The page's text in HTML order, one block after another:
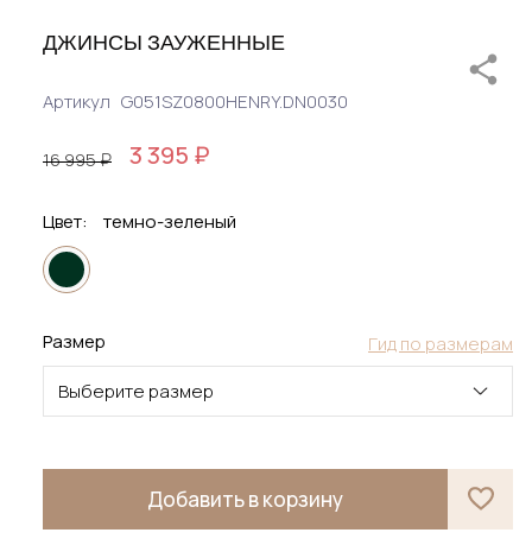
ДЖИНСЫ ЗАУЖЕННЫЕ
Артикул G051SZ0800HENRY.DN0030
16 995 ₽ 3 395 ₽
Цвет: темно-зеленый
Гид по размерам
Размер
Выберите размер
Добавить в корзину